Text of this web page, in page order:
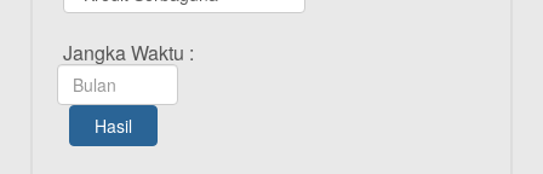
Daftar Pemenang Undian TAMASHA
Bulan Agustus 2025
Pengumuman Tutup Kantor Kantor
Jangka Waktu :
Hasil